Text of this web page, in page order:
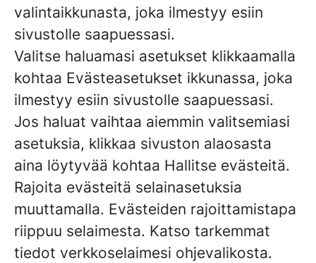
valintaikkunasta, joka ilmestyy esiin
sivustolle saapuessasi.
Valitse haluamasi asetukset klikkaamalla
kohtaa Evästeasetukset ikkunassa, joka
ilmestyy esiin sivustolle saapuessasi.
Jos haluat vaihtaa aiemmin valitsemiasi
asetuksia, klikkaa sivuston alaosasta
aina löytyvää kohtaa Hallitse evästeitä.
Rajoita evästeitä selainasetuksia
muuttamalla. Evästeiden rajoittamistapa
riippuu selaimesta. Katso tarkemmat
tiedot verkkoselaimesi ohjevalikosta.